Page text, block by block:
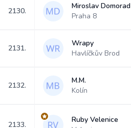
2130.
Miroslav Domorad
Praha 8
2131.
Wrapy
Havlíčkův Brod
2132.
M.M.
Kolín
2133.
Ruby Velenice